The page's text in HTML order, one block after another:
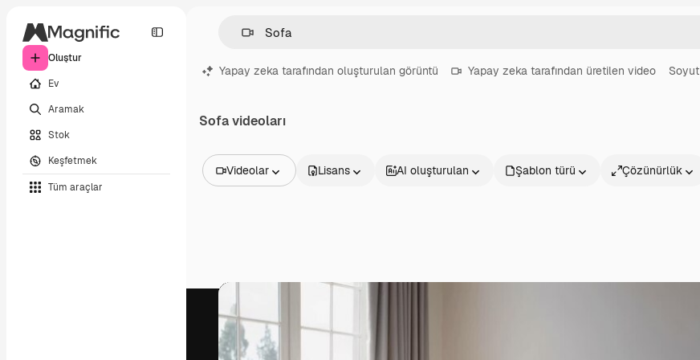
Oluştur
Ev
Aramak
Stok
Keşfetmek
Tüm araçlar
Yapay zeka tarafından oluşturulan görüntü Yapay zeka tarafından üretilen video Soyut
Sofa videoları
Videolar
Videolar
Video çekimleri
Hareketli grafikler
Video şablonları
Simgeler
3D Modeller
Lisans AI oluşturulan Şablon türü Çözünürlük